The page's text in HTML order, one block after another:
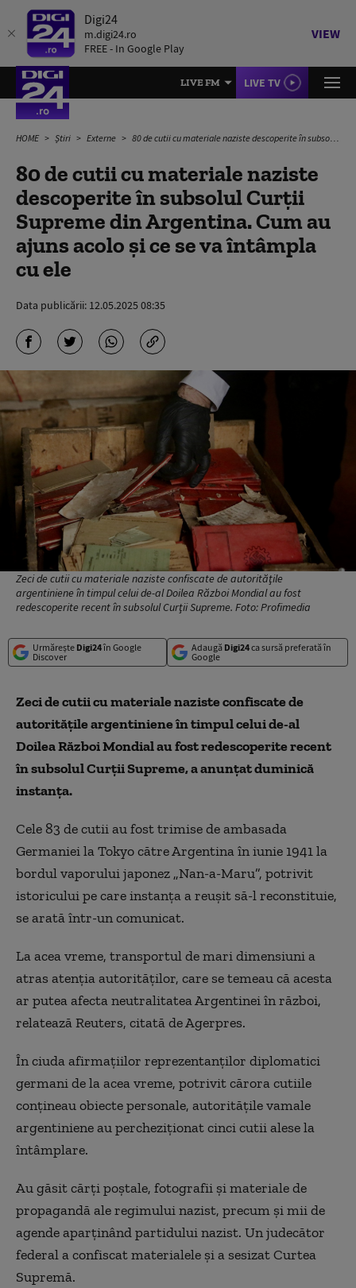
Digi24
m.digi24.ro
FREE - In Google Play
VIEW
LIVE FM LIVE TV
HOME Știri Externe 80 de cutii cu materiale naziste descoperite în subsolul Curţii Supreme din Argentina. Cum au ajuns acolo și ce se va întâmpla cu ele
80 de cutii cu materiale naziste
descoperite în subsolul Curţii
Supreme din Argentina. Cum au
ajuns acolo și ce se va întâmpla
cu ele
Data publicării: 12.05.2025 08:35
Zeci de cutii cu materiale naziste confiscate de autorităţile
argentiniene în timpul celui de-al Doilea Război Mondial au fost
redescoperite recent în subsolul Curţii Supreme. Foto: Profimedia
Urmărește Digi24în Google
Discover
Adaugă Digi24ca sursă preferată în
Google
Zeci de cutii cu materiale naziste confiscate de
autorităţile argentiniene în timpul celui de-al
Doilea Război Mondial au fost redescoperite recent
în subsolul Curţii Supreme, a anunţat duminică
instanţa.
Cele 83 de cutii au fost trimise de ambasada
Germaniei la Tokyo către Argentina în iunie 1941 la
bordul vaporului japonez „Nan-a-Maru”, potrivit
istoricului pe care instanţa a reuşit să-l reconstituie,
se arată într-un comunicat.
La acea vreme, transportul de mari dimensiuni a
atras atenţia autorităţilor, care se temeau că acesta
ar putea afecta neutralitatea Argentinei în război,
relatează Reuters, citată de Agerpres.
În ciuda afirmaţiilor reprezentanţilor diplomatici
germani de la acea vreme, potrivit cărora cutiile
conţineau obiecte personale, autorităţile vamale
argentiniene au percheziţionat cinci cutii alese la
întâmplare.
Au găsit cărţi poştale, fotografii şi materiale de
propagandă ale regimului nazist, precum şi mii de
agende aparţinând partidului nazist. Un judecător
federal a confiscat materialele şi a sesizat Curtea
Supremă.